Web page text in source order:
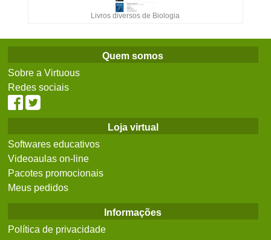
Livros diversos de Biologia
Quem somos
Sobre a Virtuous
Redes sociais
Loja virtual
Softwares educativos
Videoaulas on-line
Pacotes promocionais
Meus pedidos
Informações
Política de privacidade